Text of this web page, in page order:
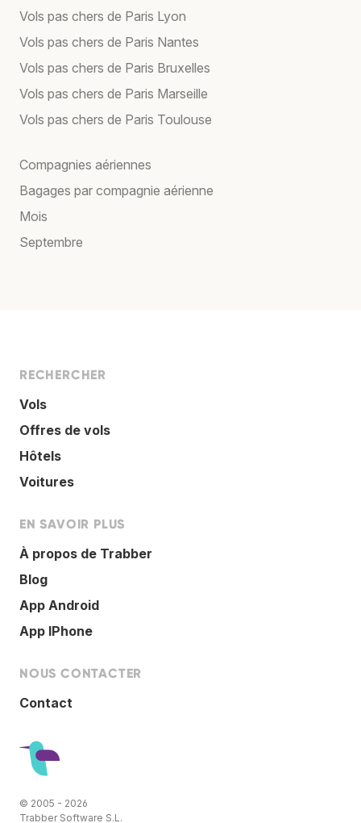
Vols pas chers de Paris Lyon
Vols pas chers de Paris Nantes
Vols pas chers de Paris Bruxelles
Vols pas chers de Paris Marseille
Vols pas chers de Paris Toulouse
Compagnies aériennes
Bagages par compagnie aérienne
Mois
Septembre
RECHERCHER
Vols
Offres de vols
Hôtels
Voitures
EN SAVOIR PLUS
À propos de Trabber
Blog
App Android
App IPhone
NOUS CONTACTER
Contact
© 2005 - 2026
Trabber Software S.L.